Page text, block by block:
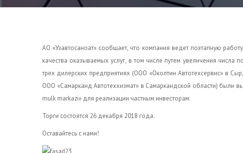
АО «Узавтосаноат» сообщает, что компания ведет поэтапную
качества оказываемых услуг, в том числе путем увеличения
трех дилерских предприятиях (ООО «Околтин Автотехсервис» в
ООО «Самарканд Автотеххизмат» в Самаркандской области) были
mulk markazi» для реализации частным инвесторам.
Торги состоятся 26 декабря 2018 года.
Оставайтесь с нами!